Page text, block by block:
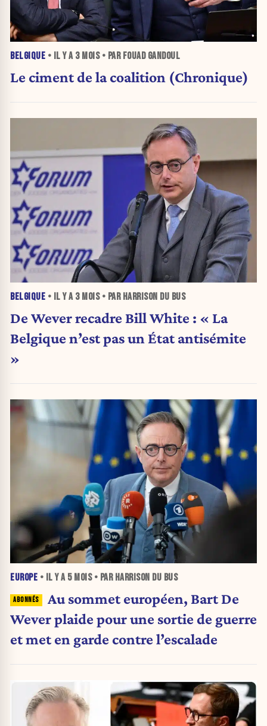
BELGIQUE • IL Y A 3 MOIS• PAR FOUAD GANDOUL
Le ciment de la coalition (Chronique)
BELGIQUE • IL Y A 3 MOIS• PAR HARRISON DU BUS
De Wever recadre Bill White : « La
Belgique n’est pas un État antisémite
»
EUROPE • IL Y A 5 MOIS• PAR HARRISON DU BUS
Au sommet européen, Bart De
Wever plaide pour une sortie de guerre
et met en garde contre l’escalade